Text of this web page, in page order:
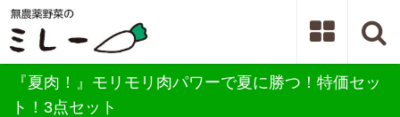
『夏肉！』モリモリ肉パワーで夏に勝つ！特価セッ
ト！3点セット